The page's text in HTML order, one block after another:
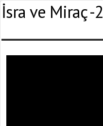
İsra ve Miraç -2
Yaşadığınız Hatanın Ayrıntıları